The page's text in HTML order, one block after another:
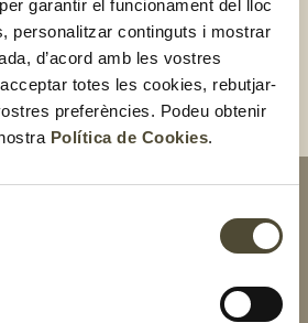
garantir el funcionament del lloc
personalitzar continguts i mostrar
d’acord amb les vostres
totes les cookies, rebutjar-
preferències. Podeu obtenir
Política de Cookies.
xarop d'atzavara per obtenir una
el pastís estenent una capa.
pastís amb fruits vermells al gust i pètals